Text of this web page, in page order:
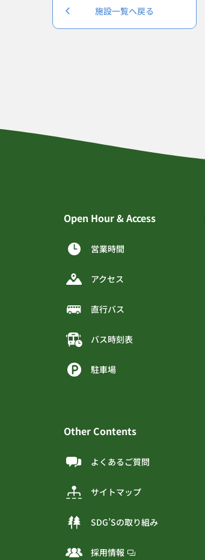
施設一覧へ戻る
Open Hour & Access
営業時間
アクセス
直行バス
バス時刻表
駐車場
Other Contents
よくあるご質問
サイトマップ
SDG’Sの取り組み
採用情報